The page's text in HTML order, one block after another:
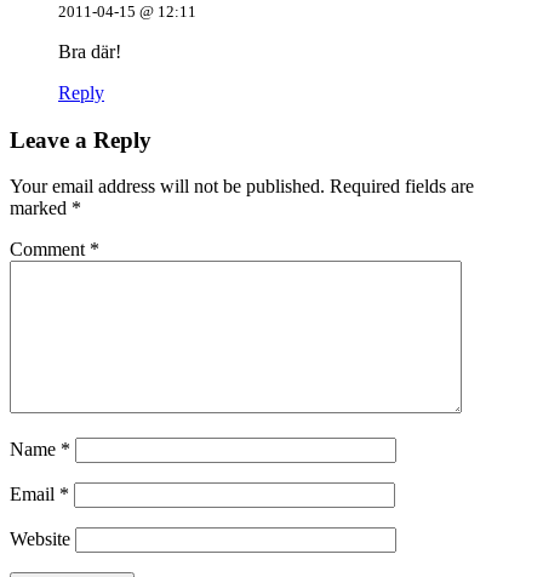
2011-04-15 @ 12:11
Bra där!
Reply
Leave a Reply
Your email address will not be published. Required fields are
marked *
Comment *
Name *
Email *
Website